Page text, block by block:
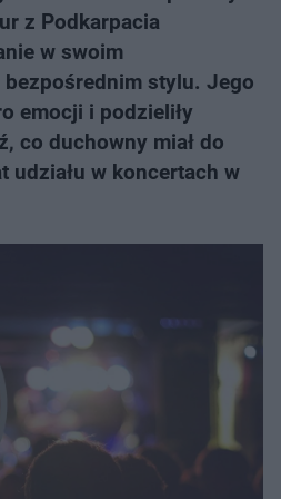
z Podkarpacia
w swoim
stylu. Jego
emocji i podzieliły
co duchowny miał do
udziału w koncertach w